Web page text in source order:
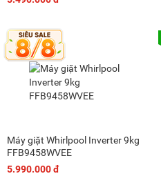
Máy giặt Whirlpool Inverter 9kg
FFB9458WVEE
5.990.000 đ